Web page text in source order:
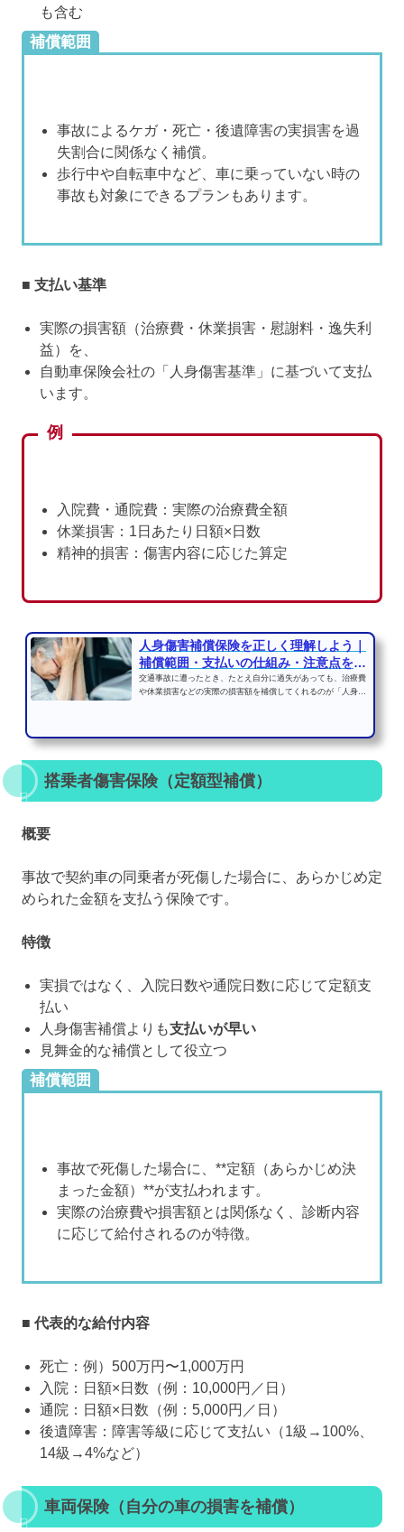
も含む
補償範囲
事故によるケガ・死亡・後遺障害の実損害を過
失割合に関係なく補償。
歩行中や自転車中など、車に乗っていない時の
事故も対象にできるプランもあります。
■ 支払い基準
実際の損害額（治療費・休業損害・慰謝料・逸失利
益）を、
自動車保険会社の「人身傷害基準」に基づいて支払
います。
例
入院費・通院費：実際の治療費全額
休業損害：1日あたり日額×日数
精神的損害：傷害内容に応じた算定
人身傷害補償保険を正しく理解しよう｜
補償範囲・支払いの仕組み・注意点をや
さし...
交通事故に遭ったとき、たとえ自分に過失があっても、治療費
や休業損害などの実際の損害額を補償してくれるのが「人身傷
搭乗者傷害保険（定額型補償）
概要
事故で契約車の同乗者が死傷した場合に、あらかじめ定
められた金額を支払う保険です。
特徴
実損ではなく、入院日数や通院日数に応じて定額支
払い
人身傷害補償よりも支払いが早い
見舞金的な補償として役立つ
補償範囲
事故で死傷した場合に、**定額（あらかじめ決
まった金額）**が支払われます。
実際の治療費や損害額とは関係なく、診断内容
に応じて給付されるのが特徴。
■ 代表的な給付内容
死亡：例）500万円〜1,000万円
入院：日額×日数（例：10,000円／日）
通院：日額×日数（例：5,000円／日）
後遺障害：障害等級に応じて支払い（1級→100%、
14級→4%など）
車両保険（自分の車の損害を補償）